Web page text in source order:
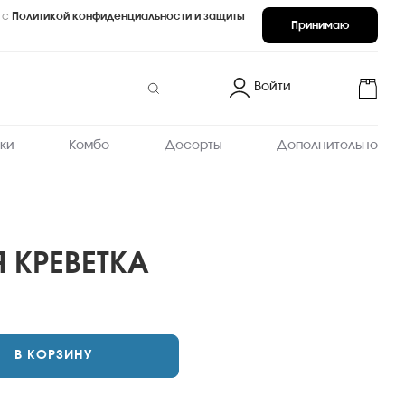
Принимаю
с Политикой конфиденциальности и защиты
Войти
Комбо Десерты Дополнительно
В КОРЗИНУ